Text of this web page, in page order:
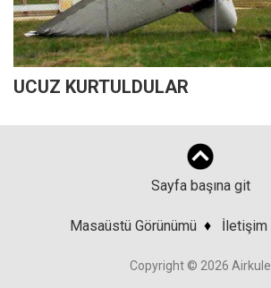
UCUZ KURTULDULAR
Sayfa başına git
Masaüstü Görünümü ♦ İletişim
Copyright © 2026 Airkule